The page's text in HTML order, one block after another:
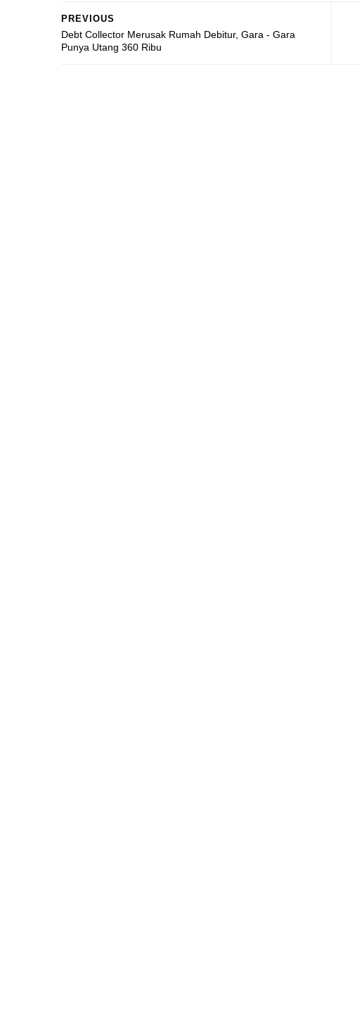
PREVIOUS
Debt Collector Merusak Rumah Debitur, Gara - Gara
Punya Utang 360 Ribu